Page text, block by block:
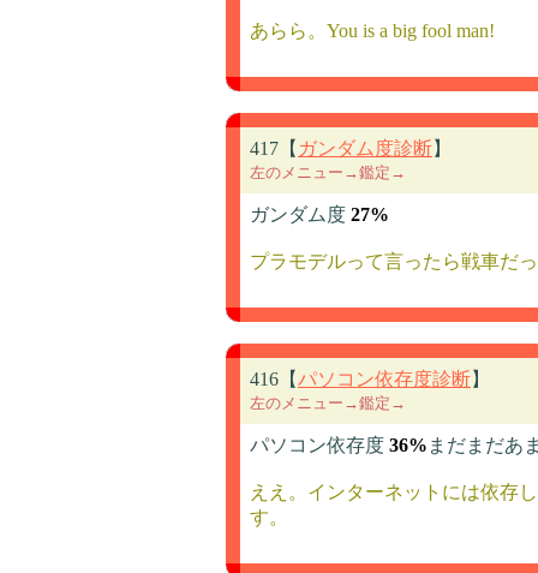
あらら。You is a big fool man!
417【 ガンダム度診断】
左のメニュー→鑑定→
ガンダム度 27%
プラモデルって言ったら戦車だ
416【パソコン依存度診断】
左のメニュー→鑑定→
パソコン依存度 36% まだまだあ
ええ。インターネットには依存
す。